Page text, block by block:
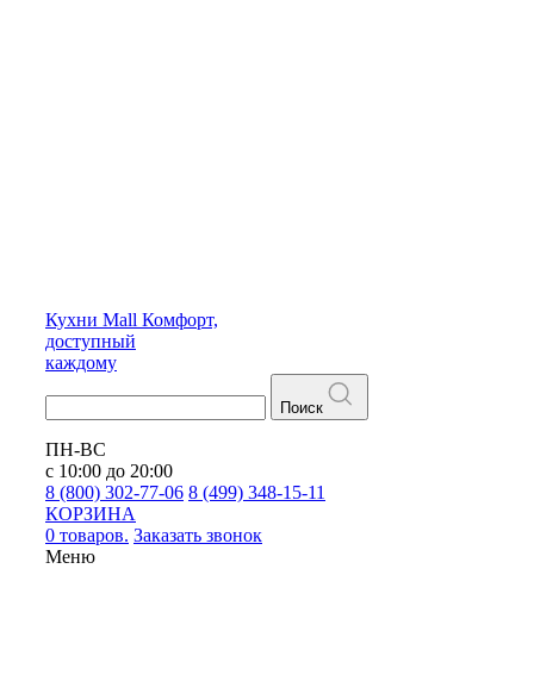
Кухни Mall Комфорт,
доступный
каждому
Поиск
ПН-ВС
с 10:00 до 20:00
8 (800) 302-77-06 8 (499) 348-15-11
КОРЗИНА
0 товаров. Заказать звонок
Меню